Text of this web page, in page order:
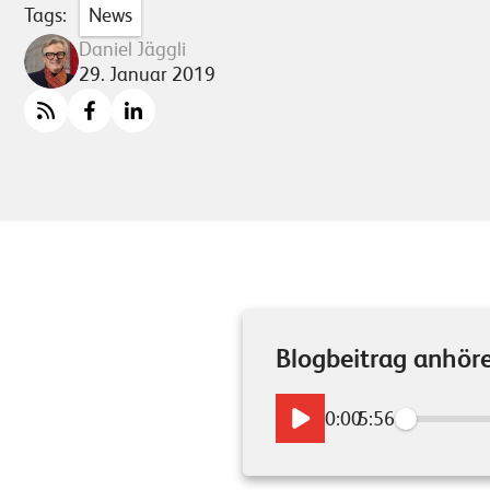
Tags:
News
Daniel Jäggli
29. Januar 2019
Blogbeitrag
0:00/5:56